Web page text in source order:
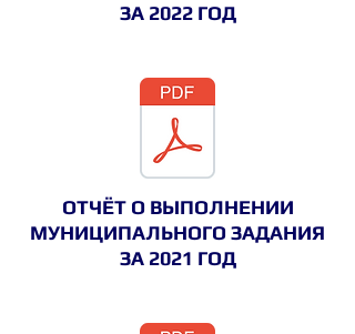
ЗА 2022 ГОД
ОТЧЁТ О ВЫПОЛНЕНИИ
МУНИЦИПАЛЬНОГОЗАДАНИЯ
ЗА 2021 ГОД